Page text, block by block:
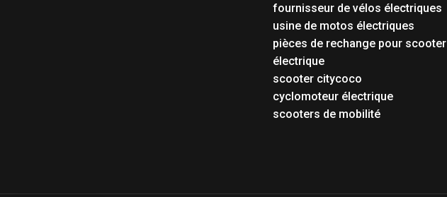
fournisseur de vélos électriques
usine de motos électriques
pièces de rechange pour scooter
électrique
scooter citycoco
cyclomoteur électrique
scooters de mobilité